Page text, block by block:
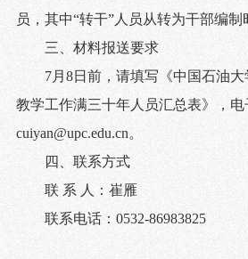
员，其中“转干”人员从转为干部编制
三、材料报送要求
7月 8日前，请填写《中国石油
教学工作满三十年人员汇总表》，电
cuiyan@upc.edu.cn。
四、联系方式
联 系 人：崔雁
联系电话： 0532-86983825